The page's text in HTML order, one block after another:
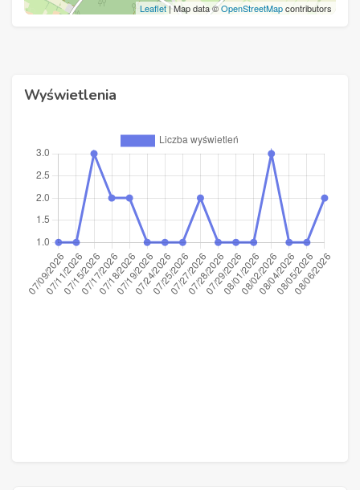
Leaflet| Map data ©OpenStreetMapcontributors
Wyświetlenia